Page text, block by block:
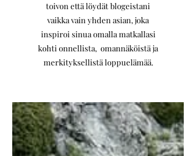
toivon että löydät blogeistani
vaikka vain yhden asian, joka
inspiroi sinua omalla matkallasi
kohti onnellista, omannäköistä ja
merkityksellistä loppuelämää.